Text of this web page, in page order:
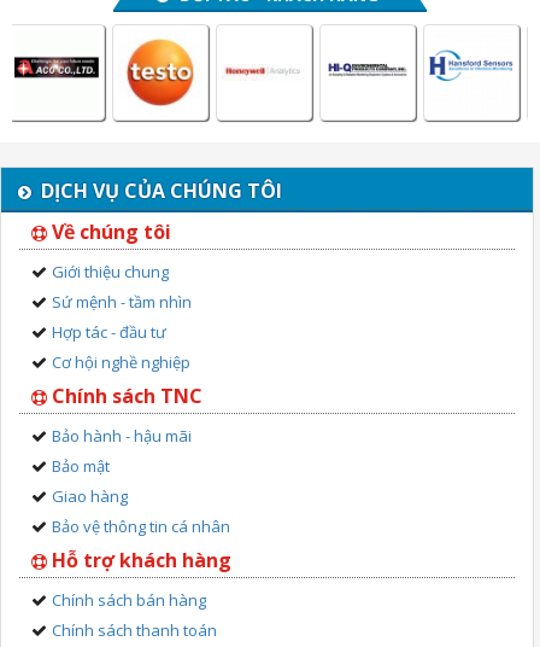
DỊCH VỤ CỦA CHÚNG TÔI
Về chúng tôi
Giới thiệu chung
Sứ mệnh - tầm nhìn
Hợp tác - đầu tư
Cơ hội nghề nghiệp
Chính sách TNC
Bảo hành - hậu mãi
Bảo mật
Giao hàng
Bảo vệ thông tin cá nhân
Hỗ trợ khách hàng
Chính sách bán hàng
Chính sách thanh toán